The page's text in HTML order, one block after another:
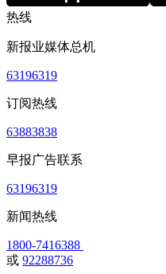
热线
新报业媒体总机
63196319
订阅热线
63883838
早报广告联系
63196319
新闻热线
1800-7416388
或 92288736